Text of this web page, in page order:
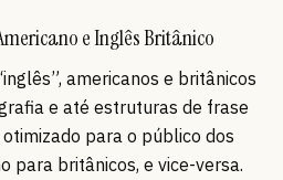
e Inglês Britânico
americanos e britânicos
e até estruturas de frase
para o público dos
para britânicos, e vice-versa.